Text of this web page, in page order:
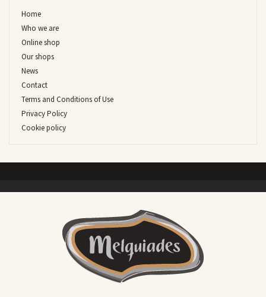
Home
Who we are
Online shop
Our shops
News
Contact
Terms and Conditions of Use
Privacy Policy
Cookie policy